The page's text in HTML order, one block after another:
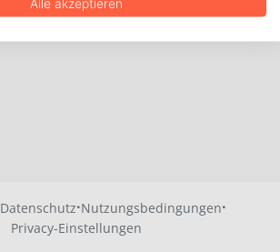
Datenschutz·Nutzungsbedingungen·
Privacy-Einstellungen
Alle akzeptieren